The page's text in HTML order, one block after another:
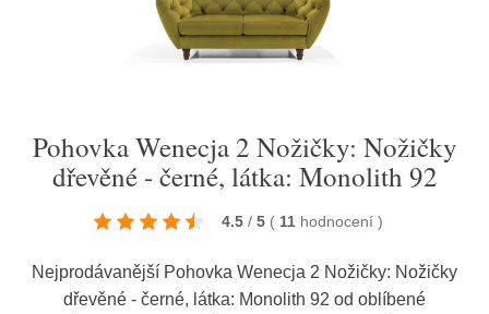
Pohovka Wenecja 2 Nožičky: Nožičky
dřevěné - černé, látka: Monolith 92
4.5 / 5 ( 11 hodnocení )
Nejprodávanější Pohovka Wenecja 2 Nožičky: Nožičky
dřevěné - černé, látka: Monolith 92 od oblíbené